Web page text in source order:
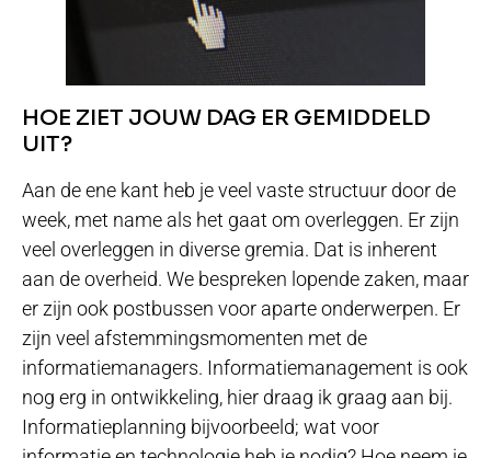
HOE ZIET JOUW DAG ER GEMIDDELD
UIT?
Aan de ene kant heb je veel vaste structuur door de
week, met name als het gaat om overleggen. Er zijn
veel overleggen in diverse gremia. Dat is inherent
aan de overheid. We bespreken lopende zaken, maar
er zijn ook postbussen voor aparte onderwerpen. Er
zijn veel afstemmingsmomenten met de
informatiemanagers. Informatiemanagement is ook
nog erg in ontwikkeling, hier draag ik graag aan bij.
Informatieplanning bijvoorbeeld; wat voor